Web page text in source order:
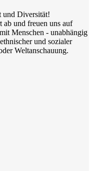
und Diversität!
und freuen uns auf
Menschen - unabhängig
und sozialer
Weltanschauung.